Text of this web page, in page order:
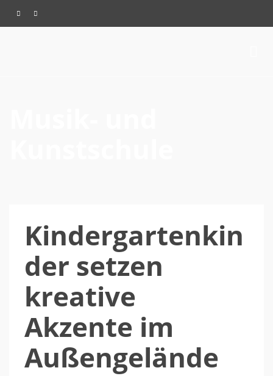
Kindergartenkin
der setzen
kreative
Akzente im
Außengelände